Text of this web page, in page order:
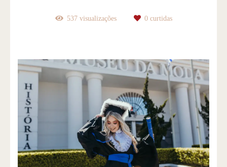
537visualizações 0curtidas